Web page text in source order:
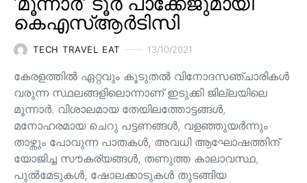
കെഎസ്ആർടിസി
TECH TRAVEL EAT 13/10/2021
കേരളത്തിൽ ഏറ്റവും കൂടുതൽ വിനോദസഞ്ചാരികൾ
വരുന്ന സ്ഥലങ്ങളിലൊന്നാണ് ഇടുക്കി ജില്ലയിലെ
മൂന്നാർ. വിശാലമായ തേയിലത്തോട്ടങ്ങള്‍,
മനോഹരമായ ചെറു പട്ടണങ്ങള്‍, വളഞ്ഞുയര്‍ന്നും
താഴ്ന്നും പോവുന്ന പാതകള്‍, അവധി ആഘോഷത്തിന്
യോജിച്ച സൗകര്യങ്ങള്‍, തണുത്ത കാലാവസ്ഥ,
പുൽമേടുകൾ, ഷോലക്കാടുകൾ തുടങ്ങിയ